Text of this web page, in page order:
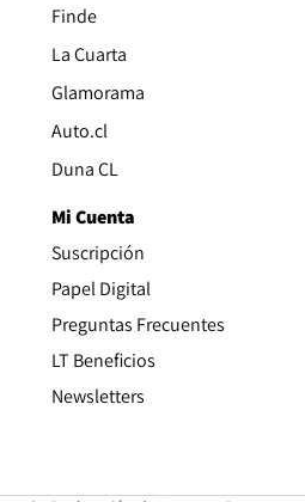
Finde
La Cuarta
Glamorama
Auto.cl
Duna CL
window
Mi Cuenta
Suscripción
Papel Digital
Preguntas Frecuentes
LT Beneficios
Newsletters